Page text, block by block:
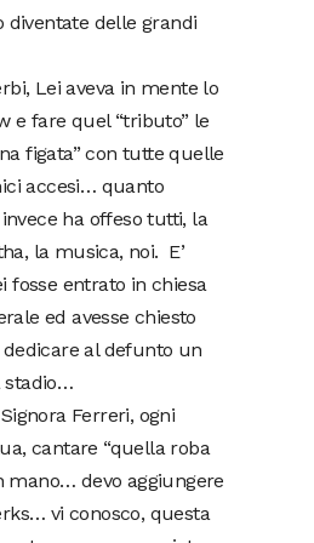
diventate delle grandi
Lei aveva in mente lo
e fare quel “tributo” le
figata” con tutte quelle
accesi… quanto
ha offeso tutti, la
la musica, noi. E’
fosse entrato in chiesa
ed avesse chiesto
dedicare al defunto un
stadio…
Ferreri, ogni
cantare “quella roba
mano… devo aggiungere
vi conosco, questa